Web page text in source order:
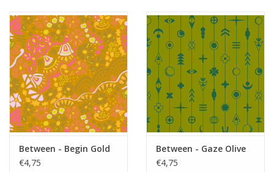
Between - Begin Gold
€4,75
Between - Gaze Olive
€4,75